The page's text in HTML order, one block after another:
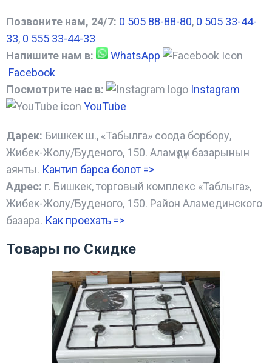
Позвоните нам, 24/7: 0 505 88-88-80, 0 505 33-44-
33, 0 555 33-44-33
Напишите нам в:
WhatsApp
Facebook
Посмотрите нас в:
Instagram
YouTube
Дарек: Бишкек ш., «Табылга» соода борбору,
Жибек-Жолу/Буденого, 150. Аламүдүн базарынын
аянты. Кантип барса болот =>
Адрес: г. Бишкек, торговый комплекс «Таблыга»,
Жибек-Жолу/Буденого, 150. Район Аламединского
базара. Как проехать =>
Товары по Скидке